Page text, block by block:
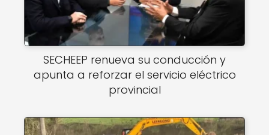
SECHEEP renueva su conducción y
apunta a reforzar el servicio eléctrico
provincial